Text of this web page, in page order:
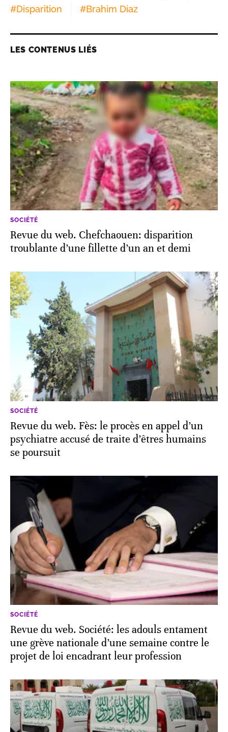
#Disparition #Brahim Diaz
LES CONTENUS LIÉS
SOCIÉTÉ
Revue du web. Chefchaouen: disparition
troublante d’une fillette d’un an et demi
SOCIÉTÉ
Revue du web. Fès: le procès en appel d’un
psychiatre accusé de traite d’êtres humains
se poursuit
SOCIÉTÉ
Revue du web. Société: les adouls entament
une grève nationale d’une semaine contre le
projet de loi encadrant leur profession